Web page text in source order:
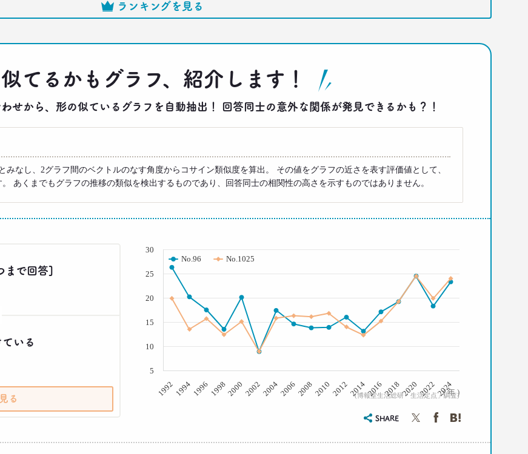
ランキングを見る
似てるかもグラフ、紹介します！
せから、形の似ているグラフを自動抽出！ 回答同士の意外な関係が発見できるかも？！
みなし、2グラフ間のベクトルのなす角度からコサイン類似度を算出。 その値をグラフの近さを表す評価値として、
あくまでもグラフの推移の類似を検出するものであり、回答同士の相関性の高さを示すものではありません。
まで回答]
いる
る
( 年 )
(博報堂生活総研「生活定点」調査)
No.96 No.1025
1992 1994 1996 19982000 20022004200620082010 2012201420162018202020222024
10
20
5
15
25
30
SHARE